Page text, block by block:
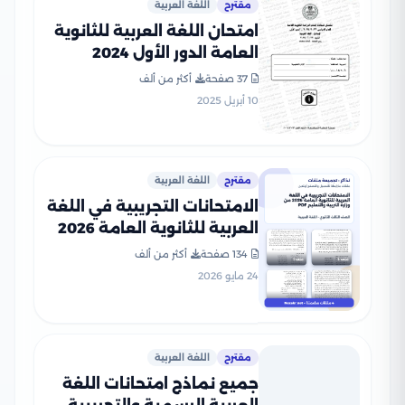
مقترح اللغة العربية
امتحان اللغة العربية للثانوية
العامة الدور الأول 2024
بصيغة PDF بالإجابات
الرسمية
37 صفحة
أكثر من ألف
10 أبريل 2025
مقترح اللغة العربية
الامتحانات التجريبية في اللغة
العربية للثانوية العامة 2026
من وزارة التربية والتعليم PDF
134 صفحة
أكثر من ألف
24 مايو 2026
مقترح اللغة العربية
جميع نماذج امتحانات اللغة